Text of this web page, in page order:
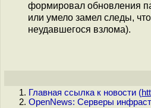
формировал обновления
или умело замел следы,
неудавшегося взлома).
Главная ссылка к новости (
OpenNews: Серверы